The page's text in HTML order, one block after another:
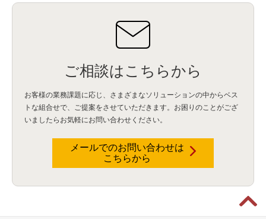
ご相談はこちらから
お客様の業務課題に応じ、さまざまなソリューションの中からベス
トな組合せで、
ご提案をさせていただきます。お困りのことがござ
いましたらお気軽にお問い合わせください。
メールでのお問い合わせは
こちらから